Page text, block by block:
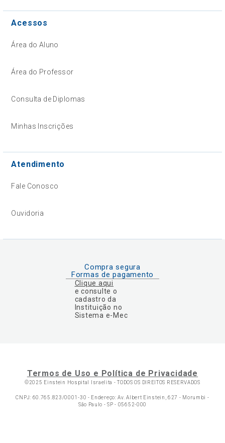
Acessos
Área do Aluno
Área do Professor
Consulta de Diplomas
Minhas Inscrições
Atendimento
Fale Conosco
Ouvidoria
Compra segura
Formas de pagamento
Clique aqui
e consulte o
cadastro da
Instituição no
Sistema e-Mec
Termos de Uso e Política de Privacidade
©2025 Einstein Hospital Israelita -TODOS OS DIREITOS RESERVADOS
CNPJ: 60.765.823/0001-30 - Endereço: Av. Albert Einstein, 627 - Morumbi -
São Paulo - SP - 05652-000